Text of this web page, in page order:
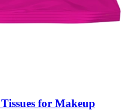
for Makeup